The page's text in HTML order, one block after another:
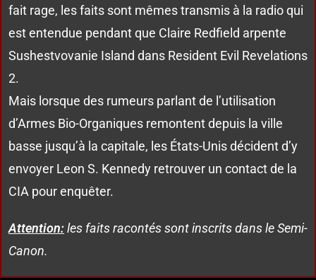
fait rage, les faits sont mêmes transmis à la radio qui
est entendue pendant que Claire Redfield arpente
Sushestvovanie Island dans Resident Evil Revelations
2.
Mais lorsque des rumeurs parlant de l’utilisation
d’Armes Bio-Organiques remontent depuis la ville
basse jusqu’à la capitale, les États-Unis décident d’y
envoyer Leon S. Kennedy retrouver un contact de la
CIA pour enquêter.
Attention:les faits racontés sont inscrits dans le Semi-
Canon.